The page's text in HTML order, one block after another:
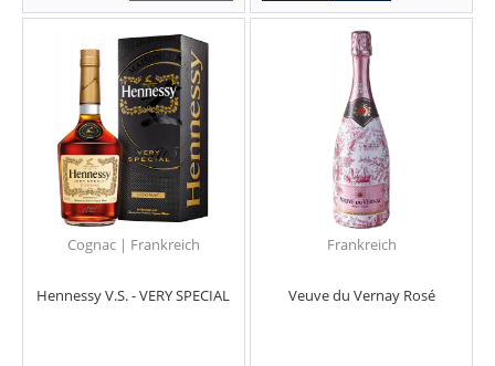
Cognac | Frankreich
Hennessy V.S. - VERY SPECIAL
Frankreich
Veuve du Vernay Rosé